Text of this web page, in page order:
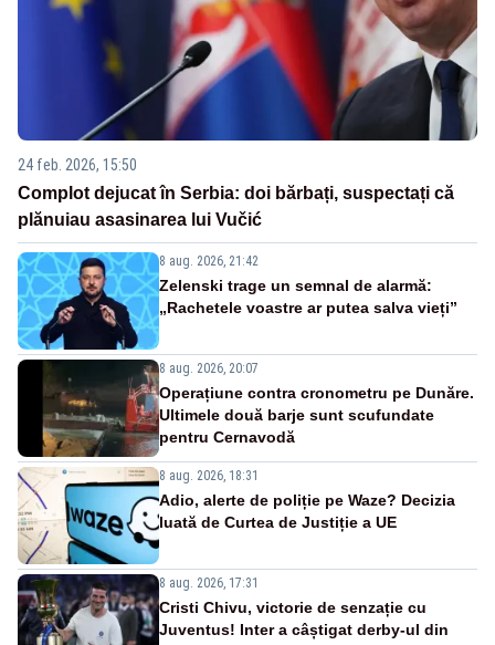
24 feb. 2026, 15:50
Complot dejucat în Serbia: doi bărbați, suspectați că
plănuiau asasinarea lui Vučić
8 aug. 2026, 21:42
Zelenski trage un semnal de alarmă:
„Rachetele voastre ar putea salva vieți”
8 aug. 2026, 20:07
Operațiune contra cronometru pe Dunăre.
Ultimele două barje sunt scufundate
pentru Cernavodă
8 aug. 2026, 18:31
Adio, alerte de poliție pe Waze? Decizia
luată de Curtea de Justiție a UE
8 aug. 2026, 17:31
Cristi Chivu, victorie de senzație cu
Juventus! Inter a câștigat derby-ul din